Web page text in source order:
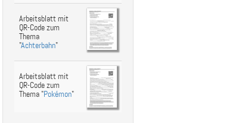
Arbeitsblatt mit
QR-Code zum
Thema
"Achterbahn"
Arbeitsblatt mit
QR-Code zum
Thema "Pokémon"